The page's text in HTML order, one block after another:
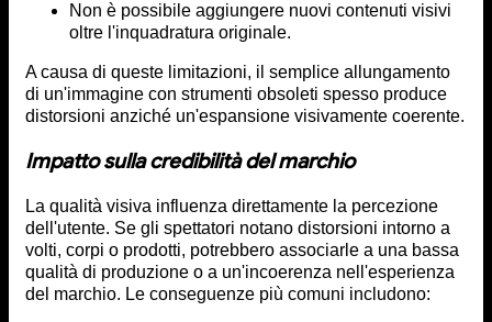
Non è possibile aggiungere nuovi contenuti visivi
oltre l'inquadratura originale.
A causa di queste limitazioni, il semplice allungamento
di un'immagine con strumenti obsoleti spesso produce
distorsioni anziché un'espansione visivamente coerente.
Impatto sulla credibilità del marchio
La qualità visiva influenza direttamente la percezione
dell'utente. Se gli spettatori notano distorsioni intorno a
volti, corpi o prodotti, potrebbero associarle a una bassa
qualità di produzione o a un'incoerenza nell'esperienza
del marchio. Le conseguenze più comuni includono: